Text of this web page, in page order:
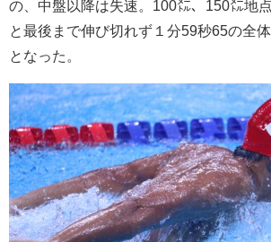
の、中盤以降は失速。100㍍、150㍍地
と最後まで伸び切れず１分59秒65の全
となった。